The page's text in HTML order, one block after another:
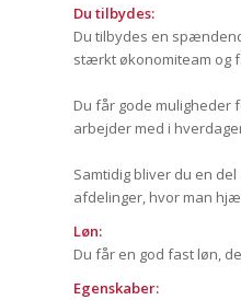
Du tilbydes:
Du tilbydes en
stærkt økonomiteam og
Du får gode muligheder
arbejder med i
Samtidig bliver du en
afdelinger, hvor man
Løn:
Du får en god fast løn,
Egenskaber: